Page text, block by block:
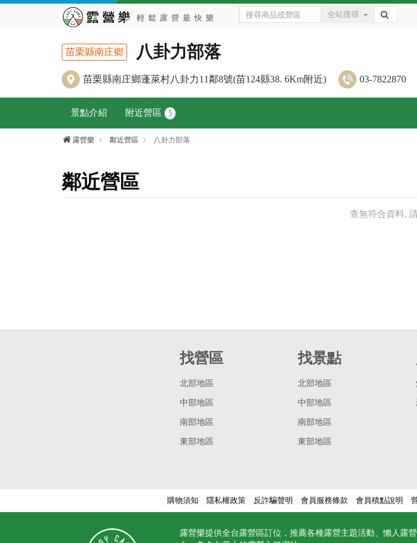
全站搜尋
苗栗縣南庄鄉 八卦力部落
苗栗縣南庄鄉蓬萊村八卦力11鄰8號(苗124縣38. 6Km附近) 03-7822870
景點介紹 附近營區 5
露營樂 鄰近營區 八卦力部落
鄰近營區
查無符合資料,
找營區
北部地區
中部地區
南部地區
東部地區
找景點
北部地區
中部地區
南部地區
東部地區
購物須知 隱私權政策 反詐騙聲明 會員服務條款 會員積點說明
露營樂提供全台露營區訂位，推薦各種露營主題活動、懶人露